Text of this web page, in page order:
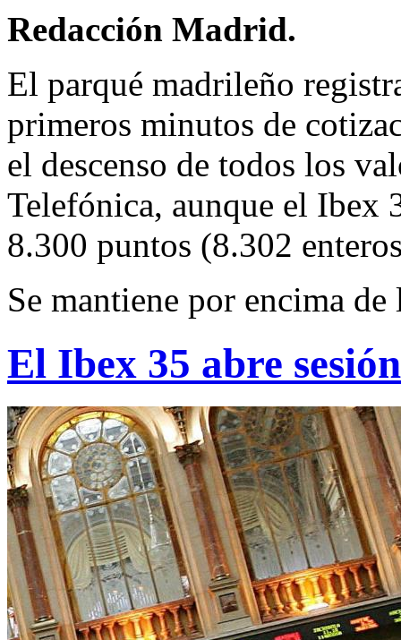
Redacción Madrid.
El parqué madrileño
primeros minutos de
el descenso de todos los
Telefónica, aunque el Ibex
8.300 puntos (8.302
Se mantiene por encima
El Ibex 35 abre